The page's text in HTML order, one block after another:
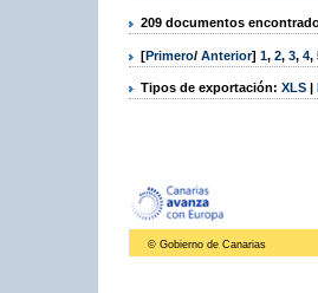
209 documentos
[Primero/ Anterior] 1, 2, 3, 4,
Tipos de exportación: XLS |
© Gobierno de Canarias